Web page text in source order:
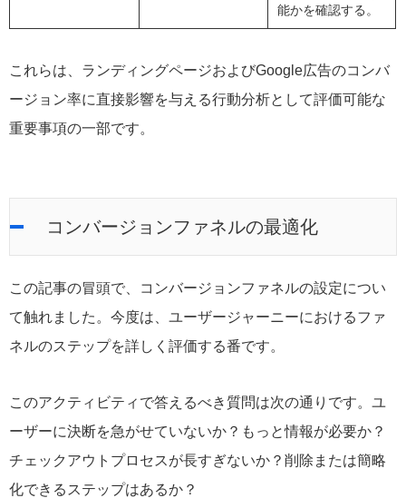
能かを確認する。
これらは、ランディングページおよびGoogle広告のコンバ
ージョン率に直接影響を与える行動分析として評価可能な
重要事項の一部です。
コンバージョンファネルの最適化
この記事の冒頭で、コンバージョンファネルの設定につい
て触れました。今度は、ユーザージャーニーにおけるファ
ネルのステップを詳しく評価する番です。
このアクティビティで答えるべき質問は次の通りです。ユ
ーザーに決断を急がせていないか？もっと情報が必要か？
チェックアウトプロセスが長すぎないか？削除または簡略
化できるステップはあるか？